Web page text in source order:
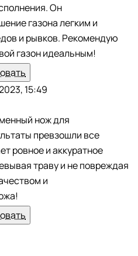
Он
газона легким и
и рывков. Рекомендую
газон идеальным!
15:49
нож для
превзошли все
ровное и аккуратное
траву и не повреждая
и